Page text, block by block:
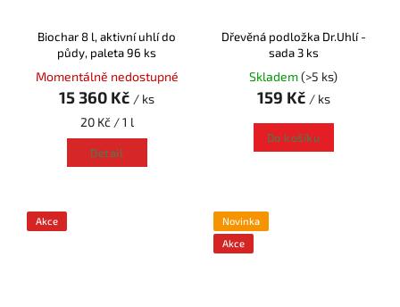
Biochar 8 l, aktivní uhlí do
půdy, paleta 96 ks
Momentálně nedostupné
15 360 Kč / ks
20 Kč / 1 l
Detail
Dřevěná podložka Dr.Uhlí -
sada 3 ks
Skladem(>5 ks)
159 Kč / ks
Do košíku
Akce
Novinka
Akce